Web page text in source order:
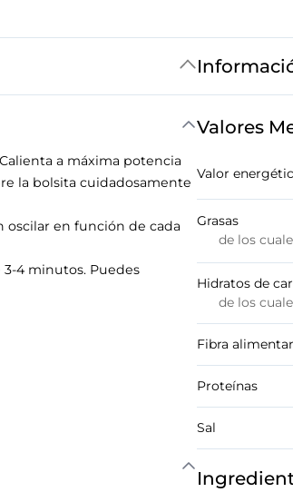
a máxima potencia
la bolsita cuidadosamente
oscilar en función de cada
4 minutos. Puedes
Valores
Valor
Grasas
de los
Hidratos de
de los
Fibra
Proteínas
Sal